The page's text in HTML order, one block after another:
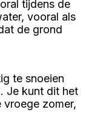
tijdens de
vooral als
de grond
te snoeien
Je kunt dit het
zomer,